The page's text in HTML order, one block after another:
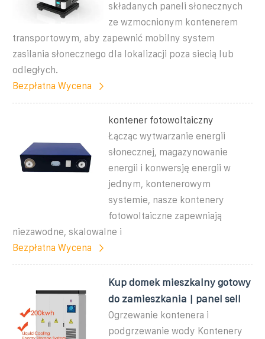
składanych paneli słonecznych
ze wzmocnionym kontenerem
transportowym, aby zapewnić mobilny system
zasilania słonecznego dla lokalizacji poza siecią lub
odległych.
Bezpłatna Wycena
kontener fotowoltaiczny
Łącząc wytwarzanie energii
słonecznej, magazynowanie
energii i konwersję energii w
jednym, kontenerowym
systemie, nasze kontenery
fotowoltaiczne zapewniają
niezawodne, skalowalne i
Bezpłatna Wycena
Kup domek mieszkalny gotowy
do zamieszkania | panel sell
Ogrzewanie kontenera i
podgrzewanie wody Kontenery